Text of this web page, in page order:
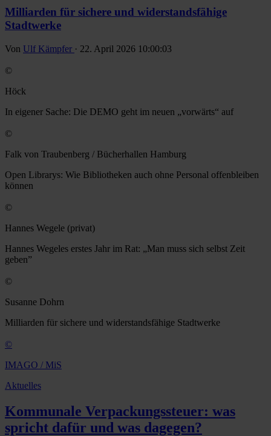
Milliarden für sichere und widerstandsfähige
Stadtwerke
Von Ulf Kämpfer · 22. April 2026 10:00:03
©
Höck
In eigener Sache: Die DEMO geht im neuen „vorwärts“ auf
©
Falk von Traubenberg / Bücherhallen Hamburg
Open Librarys: Wie Bibliotheken auch ohne Personal offenbleiben
können
©
Hannes Wegele (privat)
Hannes Wegeles erstes Jahr im Rat: „Man muss sich selbst Zeit
geben”
©
Susanne Dohrn
Milliarden für sichere und widerstandsfähige Stadtwerke
©
IMAGO / MiS
Aktuelles
Kommunale Verpackungssteuer: was
spricht dafür und was dagegen?